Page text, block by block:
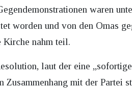
waren
worden und von den Omas
Kirche nahm teil.
laut der eine
mit der Partei